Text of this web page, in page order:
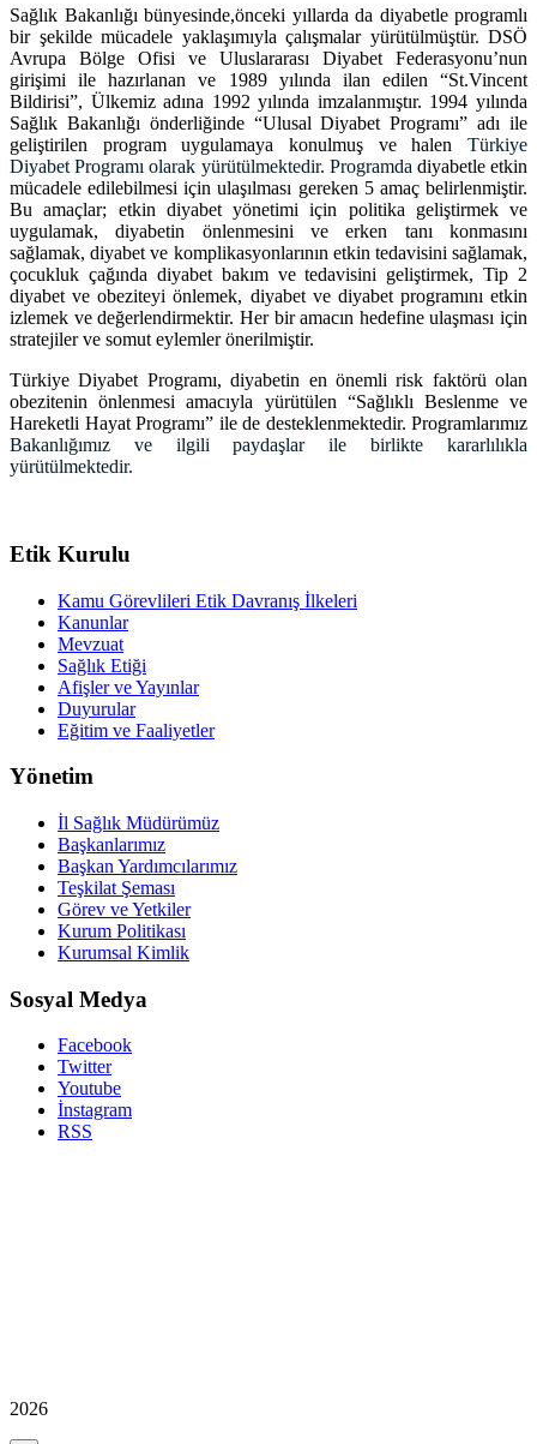
Sağlık Bakanlığı bünyesinde,önceki yıllarda da diyabetle programlı
bir şekilde mücadele yaklaşımıyla çalışmalar yürütülmüştür. DSÖ
Avrupa Bölge Ofisi ve Uluslararası Diyabet Federasyonu’nun
girişimi ile hazırlanan ve 1989 yılında ilan edilen “St.Vincent
Bildirisi”, Ülkemiz adına 1992 yılında imzalanmıştır. 1994 yılında
Sağlık Bakanlığı önderliğinde “Ulusal Diyabet Programı” adı ile
geliştirilen program uygulamaya konulmuş ve halen Türkiye
Diyabet Programı olarak yürütülmektedir. Programda diyabetle etkin
mücadele edilebilmesi için ulaşılması gereken 5 amaç belirlenmiştir.
Bu amaçlar; etkin diyabet yönetimi için politika geliştirmek ve
uygulamak, diyabetin önlenmesini ve erken tanı konmasını
sağlamak, diyabet ve komplikasyonlarının etkin tedavisini sağlamak,
çocukluk çağında diyabet bakım ve tedavisini geliştirmek, Tip 2
diyabet ve obeziteyi önlemek, diyabet ve diyabet programını etkin
izlemek ve değerlendirmektir. Her bir amacın hedefine ulaşması için
stratejiler ve somut eylemler önerilmiştir.
Türkiye Diyabet Programı, diyabetin en önemli risk faktörü olan
obezitenin önlenmesi amacıyla yürütülen “Sağlıklı Beslenme ve
Hareketli Hayat Programı” ile de desteklenmektedir. Programlarımız
Bakanlığımız ve ilgili paydaşlar ile birlikte kararlılıkla
yürütülmektedir.
Etik Kurulu
Kamu Görevlileri Etik Davranış İlkeleri
Kanunlar
Mevzuat
Sağlık Etiği
Afişler ve Yayınlar
Duyurular
Eğitim ve Faaliyetler
Yönetim
İl Sağlık Müdürümüz
Başkanlarımız
Başkan Yardımcılarımız
Teşkilat Şeması
Görev ve Yetkiler
Kurum Politikası
Kurumsal Kimlik
Sosyal Medya
Facebook
Twitter
Youtube
İnstagram
RSS
2026